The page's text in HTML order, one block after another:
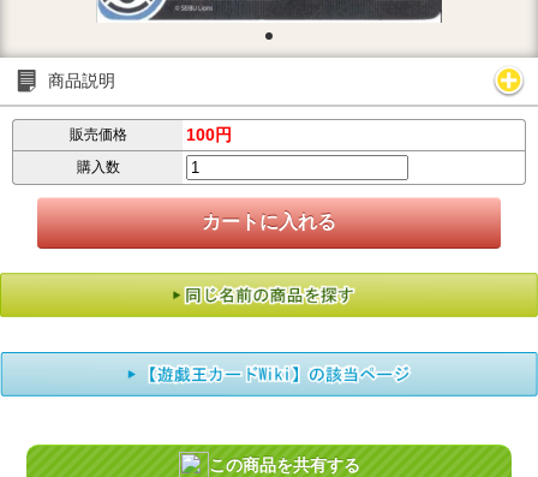
商品説明
販売価格 100円
購入数
この商品を共有する